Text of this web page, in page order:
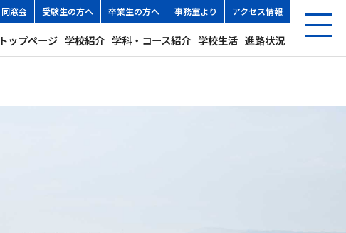
同窓会 受験生の方へ 卒業生の方へ 事務室より アクセス情報
トップページ 学校紹介 学科・コース紹介 学校生活 進路状況